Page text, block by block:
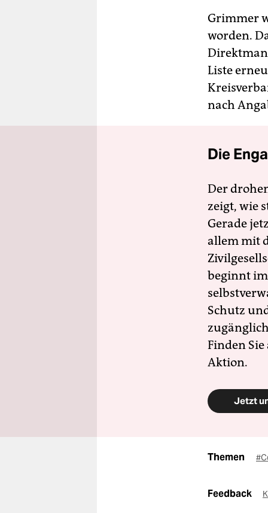
Grimmer
worden.
Liste
nach
Die
Der
zeigt, wie
Gerade
allem mit
beginnt
Schutz
Finden
Aktion.
Jetzt
Themen
Feedback